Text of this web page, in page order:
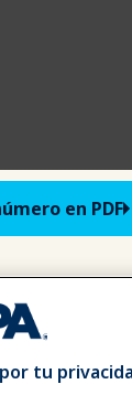
en PDF
tu